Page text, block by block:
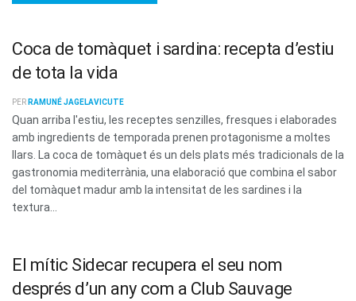
Coca de tomàquet i sardina: recepta d’estiu
de tota la vida
PER RAMUNÉ JAGELAVICUTE
Quan arriba l'estiu, les receptes senzilles, fresques i elaborades
amb ingredients de temporada prenen protagonisme a moltes
llars. La coca de tomàquet és un dels plats més tradicionals de la
gastronomia mediterrània, una elaboració que combina el sabor
del tomàquet madur amb la intensitat de les sardines i la
textura...
El mític Sidecar recupera el seu nom
després d’un any com a Club Sauvage